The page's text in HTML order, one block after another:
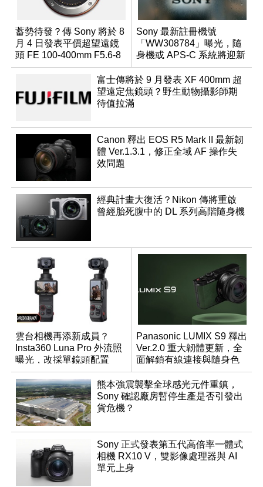
蓄勢待發？傳 Sony 將於 8
月 4 日發表平價超望遠鏡
頭 FE 100-400mm F5.6-8
Sony 最新註冊機號
「WW308784」曝光，隨
身機或 APS-C 系統將迎新
成員？
富士傳將於 9 月發表 XF 400mm 超
望遠定焦鏡頭？野生動物攝影師期
待值拉滿
Canon 釋出 EOS R5 Mark II 最新韌
體 Ver.1.3.1，修正全域 AF 操作失
效問題
經典計畫大復活？Nikon 傳將重啟
曾經胎死腹中的 DL 系列高階隨身機
雲台相機再添新成員？
Insta360 Luna Pro 外流照
曝光，改採單鏡頭配置
Panasonic LUMIX S9 釋出
Ver.2.0 重大韌體更新，全
面解鎖有線連接與隨身色
調編輯
熊本強震襲擊全球感光元件重鎮，
Sony 確認廠房暫停生產是否引發出
貨危機？
Sony 正式發表第五代高倍率一體式
相機 RX10 V，雙影像處理器與 AI
單元上身